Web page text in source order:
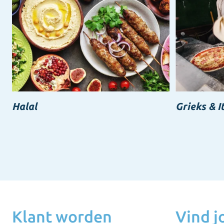
Halal Grieks &
Klant worden Vind